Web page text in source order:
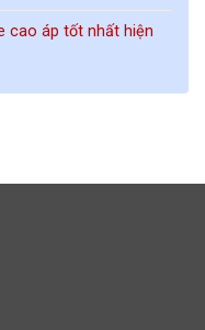
cao áp tốt nhất hiện